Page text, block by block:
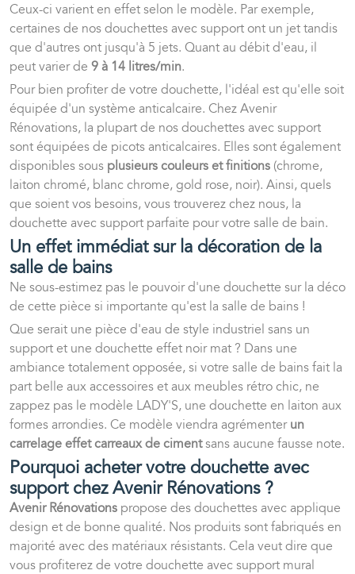
Ceux-ci varient en effet selon le modèle. Par exemple,
certaines de nos douchettes avec support ont un jet tandis
que d'autres ont jusqu'à 5 jets. Quant au débit d'eau, il
peut varier de 9 à 14 litres/min.
Pour bien profiter de votre douchette, l'idéal est qu'elle soit
équipée d'un système anticalcaire. Chez Avenir
Rénovations, la plupart de nos douchettes avec support
sont équipées de picots anticalcaires. Elles sont également
disponibles sous plusieurs couleurs et finitions (chrome,
laiton chromé, blanc chrome, gold rose, noir). Ainsi, quels
que soient vos besoins, vous trouverez chez nous, la
douchette avec support parfaite pour votre salle de bain.
Un effet immédiat sur la décoration de la
salle de bains
Ne sous-estimez pas le pouvoir d'une douchette sur la déco
de cette pièce si importante qu'est la salle de bains !
Que serait une pièce d'eau de style industriel sans un
support et une douchette effet noir mat ? Dans une
ambiance totalement opposée, si votre salle de bains fait la
part belle aux accessoires et aux meubles rétro chic, ne
zappez pas le modèle LADY'S, une douchette en laiton aux
formes arrondies. Ce modèle viendra agrémenterun
carrelage effet carreaux de cimentsans aucune fausse note.
Pourquoi acheter votre douchette avec
support chez Avenir Rénovations ?
Avenir Rénovations propose des douchettes avec applique
design et de bonne qualité. Nos produits sont fabriqués en
majorité avec des matériaux résistants. Cela veut dire que
vous profiterez de votre douchette avec support mural